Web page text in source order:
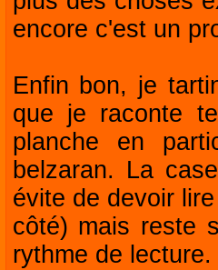
encore c'est un
Enfin bon, je
que je raconte
planche en
belzaran. La
évite de devoir
côté) mais reste
rythme de lecture.